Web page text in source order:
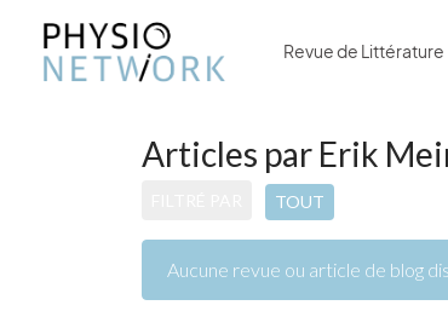
Revue de Littérature
Articles par Erik
TOUT
Aucune revue ou article de blog